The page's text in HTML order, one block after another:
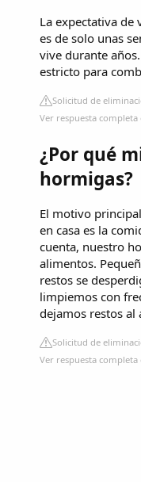
La expectativa
es de solo unas
vive durante
estricto para
Solicitud de
Ver respuesta completa
¿Por qué
hormigas?
El motivo
en casa es la
cuenta, nuestro
alimentos.
restos se
limpiemos con
dejamos restos al
Solicitud de
Ver respuesta